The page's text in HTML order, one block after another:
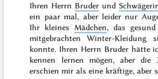
Ihren Herrn Bruder und
ein paar mal, aber leider nur
Ihr kleines Mädchen, das
mitgebrachten Winter-Kleidung
konnte. Ihren Herrn Bruder hätte
kennen lernen mögen, aber
erschien mir als eine kräftige, aber